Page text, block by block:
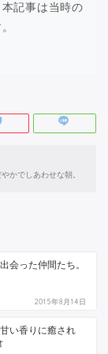
記事は当時の
かでしあわせな朝。
会った仲間たち。
2015年8月14日
い香りに癒され